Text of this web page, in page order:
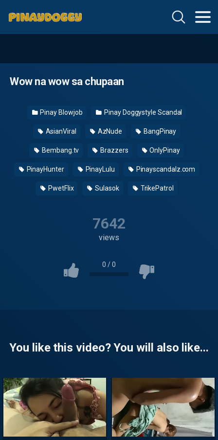
Wow na wow sa chupaan
Pinay Blowjob Pinay Doggystyle Scandal
AsianViral AzNude BangPinay
Bembang.tv Brazzers OnlyPinay
PinayHunter PinayLulu Pinayscandalz.com
PwetFlix Sulasok TrikePatrol
7642
views
0 /0
You like this video? You will also like...